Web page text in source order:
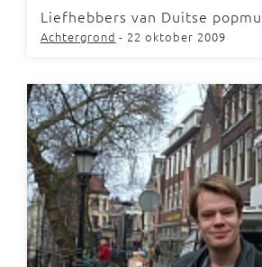
Liefhebbers van Duitse
Achtergrond - 22 oktober 2009